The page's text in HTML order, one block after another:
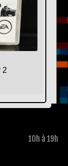
2
10h à 19h